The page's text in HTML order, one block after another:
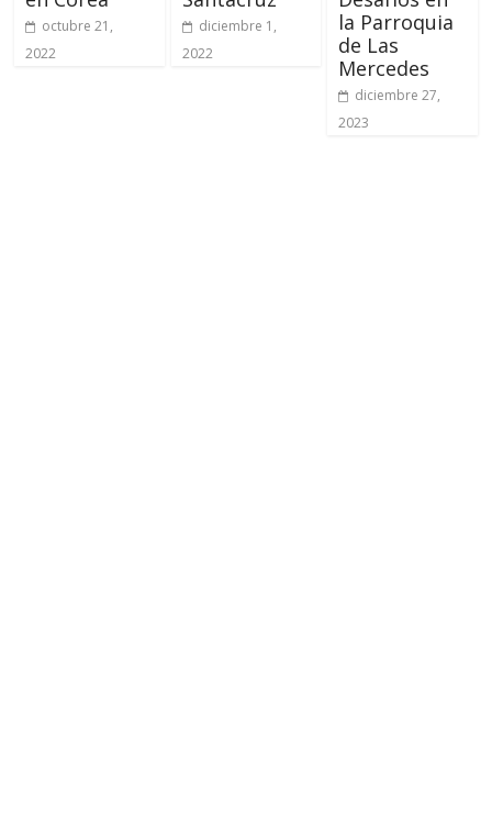
octubre 21,
2022
diciembre 1,
2022
la Parroquia
de Las
Mercedes
diciembre 27,
2023